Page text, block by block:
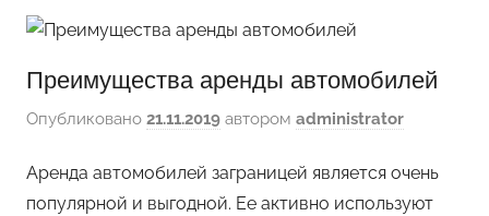
обслуживанию
вашего
Преимущества аренды автомобилей
Опубликовано 21.11.2019 автором administrator
Аренда автомобилей заграницей является очень
популярной и выгодной. Ее активно используют